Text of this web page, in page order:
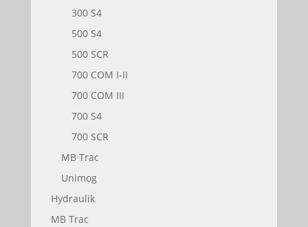
300 S4
500 S4
500 SCR
700 COM I-II
700 COM III
700 S4
700 SCR
MB Trac
Unimog
Hydraulik
MB Trac